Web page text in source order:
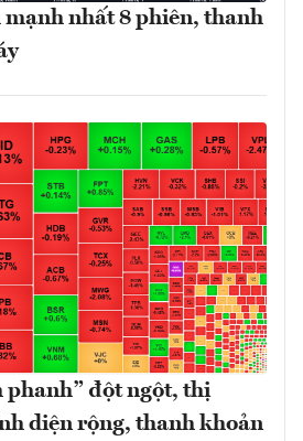
nhất 8 phiên, thanh
phanh” đột ngột, thị
diện rộng, thanh khoản